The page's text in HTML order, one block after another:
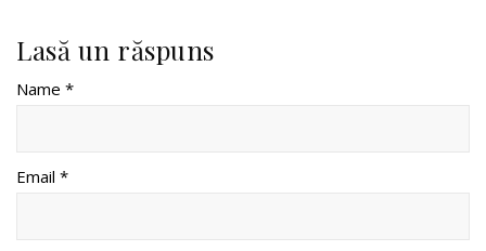
Lasă un răspuns
Name *
Email *